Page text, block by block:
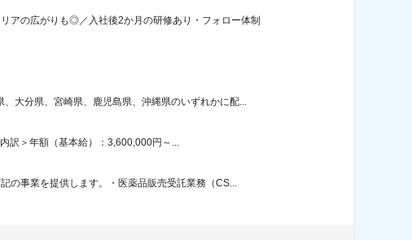
アの広がりも◎／入社後2か月の研修あり・フォロー体制
大分県、宮崎県、鹿児島県、沖縄県のいずれかに配...
訳＞年額（基本給）：3,600,000円～...
事業を提供します。・医薬品販売受託業務（CS...